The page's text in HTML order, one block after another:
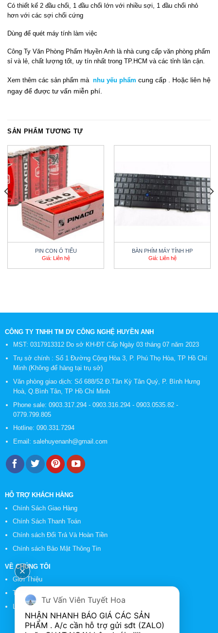
Có thiết kế 2 đầu chổi, 1 đầu chổi lớn với nhiều sợi, 1 đầu chổi nhỏ
hơn với các sợi chổi cứng
Dùng để quét máy tính làm việc
Công Ty Văn Phòng Phẩm Huyền Anh là nhà cung cấp văn phòng phẩm
sỉ và lẻ, chất lượng tốt, uy tín nhất trong TP.HCM và các tỉnh lân cận.
Xem thêm các sản phẩm mà nhu yếu phẩm cung cấp .
Hoặc liên hệ
ngay để được tư vấn miễn phí.
SẢN PHẨM TƯƠNG TỰ
PIN CON Ó TIỂU
Giá: Liên hệ
BÀN PHÍM MÁY TÍNH HP
Giá: Liên hệ
CÔNG TY TNHH TM DV CÔNG NGHỆ HUYỀN ANH
MST: 0317913312 Do sở KH-ĐT Cấp Ngày 03 tháng 07 năm 2023
Trụ sở chính : Số 1 Đường Cộng Hòa 3, P. Phú Thọ Hòa, TP Hồ Chí
Minh (Không để hàng tại trụ sở)
Văn phòng giao dịch: Số 688/52 Đ.Tân Kỳ Tân Quý, P. Bình Hưng
Hoà, Q.Bình Tân, TP Hồ Chí Minh
Phone sale: 0903.317.294 - 0903.316.294 - 0903.0535.82 -
0779.799.805
Hotline: 090.331.7294
Email: salehuyenanh@gmail.com
HỖ TRỢ KHÁCH HÀNG
Chính Sách Giao Hàng
Chính Sách Thanh Toán
Chính sách Đổi Trả Và Hoàn Tiền
Chính sách Bảo Mật Thông Tin
VỀ CHÚNG TÔI
Giới Thiệu
Tin Tức
Liên Hệ
Tư Vấn Viên Tuyết Hoa
NHẬN NHANH BÁO GIÁ CÁC SẢN
PHẨM . A/c cần hỗ trợ gửi sđt (ZALO)